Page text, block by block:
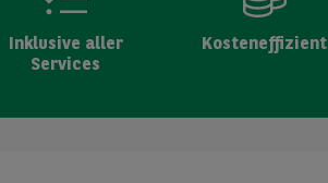
Inklusive aller
Services
Kosteneffizient